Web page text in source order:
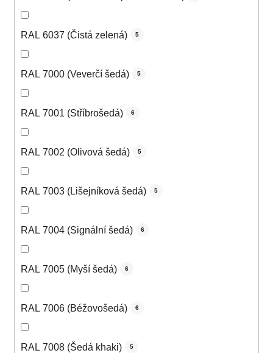
RAL 6037 (Čistá zelená) 5
RAL 7000 (Veverčí šedá) 5
RAL 7001 (Stříbrošedá) 6
RAL 7002 (Olivová šedá) 5
RAL 7003 (Lišejníková šedá) 5
RAL 7004 (Signální šedá) 6
RAL 7005 (Myší šedá) 6
RAL 7006 (Béžovošedá) 6
RAL 7008 (Šedá khaki) 5